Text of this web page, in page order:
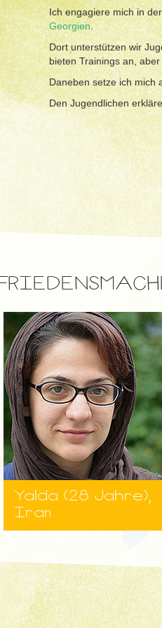
Ich engagiere mich in
Georgien.
Dort unterstützen wir
bieten Trainings an,
Daneben setze ich mich
Den Jugendlichen
Yalda (28 Jahre),
Iran